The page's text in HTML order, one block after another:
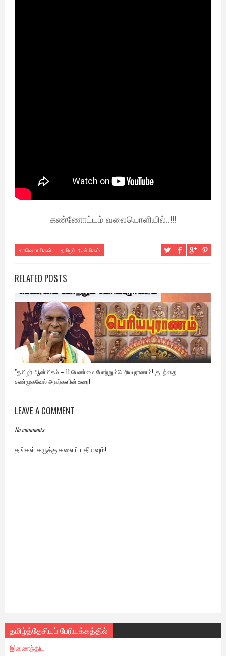
கண்ணோட்டம் வலையொளியில்..!!!
காணொலிகள் தமிழர் ஆன்மிகம்
RELATED POSTS
"தமிழர் ஆன்மிகம் – 11 பெண்மை போற்றும்பெரியபுராணம்! குடந்தை
சண்முகவேல் அவர்களின் உரை!
LEAVE A COMMENT
No comments
தங்கள் கருத்துகளைப் பதியவும்!
தமிழ்த்தேசியப் பேரியக்கத்தில்
இணைந்திட